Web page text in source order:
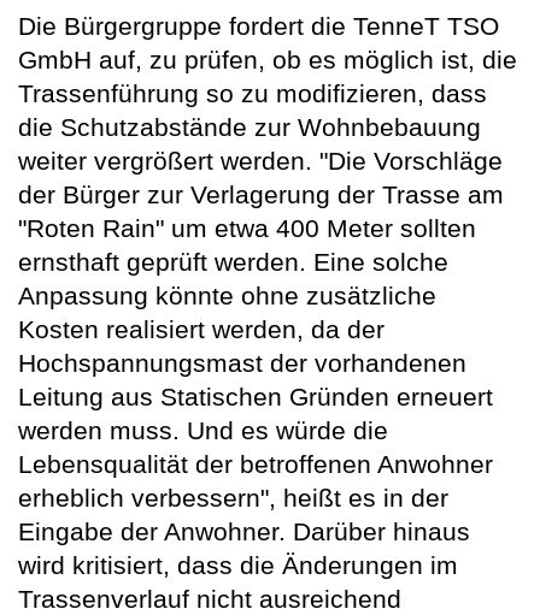
Die Bürgergruppe fordert die TenneT TSO
GmbH auf, zu prüfen, ob es möglich ist, die
Trassenführung so zu modifizieren, dass
die Schutzabstände zur Wohnbebauung
weiter vergrößert werden. "Die Vorschläge
der Bürger zur Verlagerung der Trasse am
"Roten Rain" um etwa 400 Meter sollten
ernsthaft geprüft werden. Eine solche
Anpassung könnte ohne zusätzliche
Kosten realisiert werden, da der
Hochspannungsmast der vorhandenen
Leitung aus Statischen Gründen erneuert
werden muss. Und es würde die
Lebensqualität der betroffenen Anwohner
erheblich verbessern", heißt es in der
Eingabe der Anwohner. Darüber hinaus
wird kritisiert, dass die Änderungen im
Trassenverlauf nicht ausreichend